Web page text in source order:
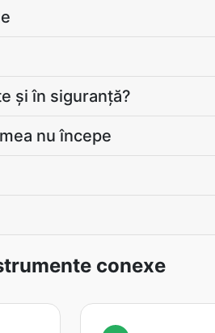
și în siguranță?
nu începe
conexe